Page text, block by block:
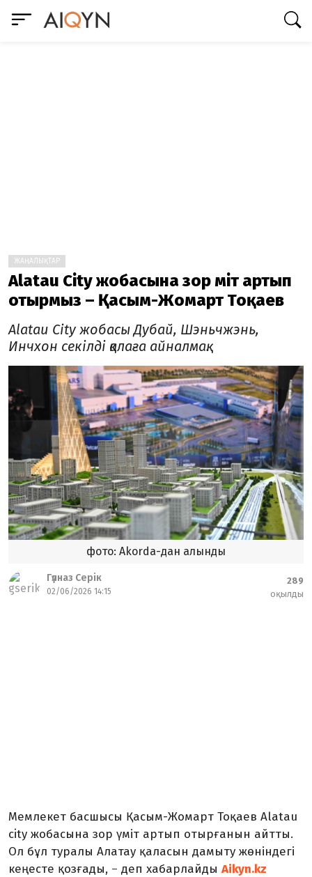
ЖАҢАЛЫҚТАР
Alatau City жобасына зор үміт артып
отырмыз – Қасым-Жомарт Тоқаев
Alatau City жобасы Дубай, Шэньчжэнь,
Инчхон секілді қалаға айналмақ.
фото: Akorda-дан алынды
Гүлназ Серік
02/06/2026 14:15
289
оқылды
Мемлекет басшысы Қасым-Жомарт Тоқаев Alatau
city жобасына зор үміт артып отырғанын айтты.
Ол бұл туралы Алатау қаласын дамыту жөніндегі
кеңесте қозғады, – деп хабарлайды Aikyn.kz